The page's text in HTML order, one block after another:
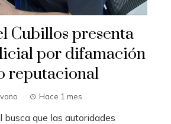
Cubillos presenta
por difamación
reputacional
Hace 1 mes
busca que las autoridades